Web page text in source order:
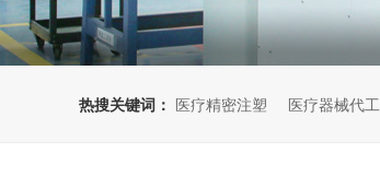
热搜关键词： 医疗精密注塑 医疗器械代工